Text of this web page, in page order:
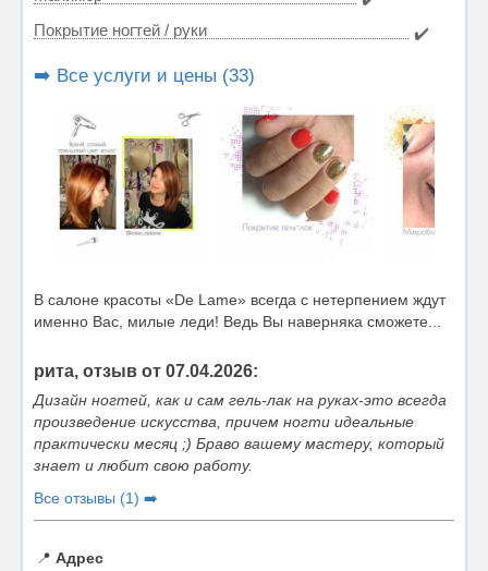
Покрытие ногтей / руки
✔️
➡️ Все услуги и цены (33)
В салоне красоты «De Lame» всегда с нетерпением ждут
именно Вас, милые леди! Ведь Вы наверняка сможете...
рита, отзыв от 07.04.2026:
Дизайн ногтей, как и сам гель-лак на руках-это всегда
произведение искусства, причем ногти идеальные
практически месяц ;) Браво вашему мастеру, который
знает и любит свою работу.
Все отзывы (1) ➡️
📍 Адрес